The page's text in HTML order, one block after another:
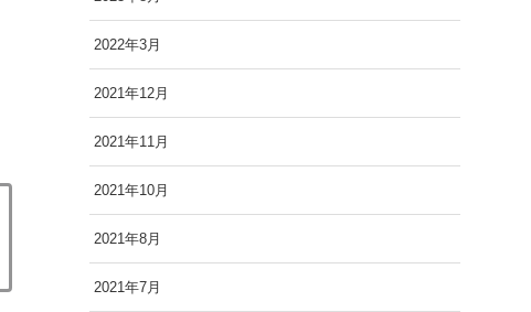
2022年3月
2021年12月
2021年11月
2021年10月
2021年8月
2021年7月